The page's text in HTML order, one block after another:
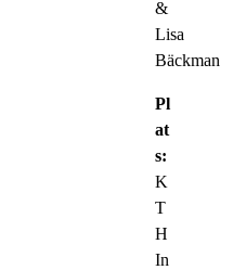
&
Lisa
Bäckman
Pl
at
s:
K
T
H
In